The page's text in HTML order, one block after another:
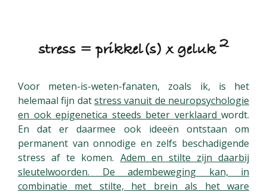
Voor meten-is-weten-fanaten, zoals ik, is het
helemaal fijn datstress vanuit de neuropsychologie
en ook epigenetica steeds beter verklaard wordt.
En dat er daarmee ook ideeën ontstaan om
permanent van onnodige en zelfs beschadigende
stress af te komen. Adem en stilte zijn daarbij
sleutelwoorden. De adembeweging kan, in
combinatie met stilte, het brein als het ware